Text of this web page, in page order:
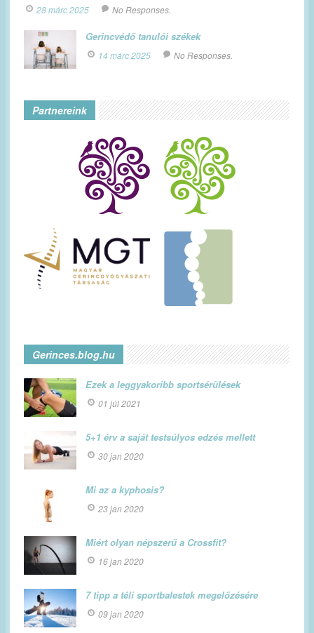
28 márc 2025 No Responses.
Gerincvédő tanulói székek
14 márc 2025 No Responses.
Partnereink
Gerinces.blog.hu
Ezek a leggyakoribb sportsérülések
01 júl 2021
5+1 érv a saját testsúlyos edzés mellett
30 jan 2020
Mi az a kyphosis?
23 jan 2020
Miért olyan népszerű a Crossfit?
16 jan 2020
7 tipp a téli sportbalestek megelőzésére
09 jan 2020